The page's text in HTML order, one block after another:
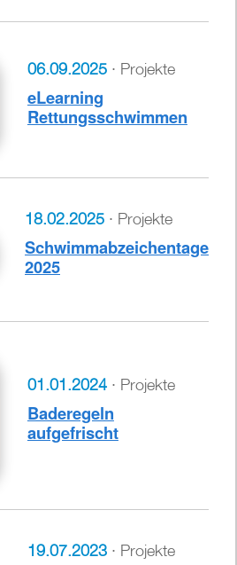
06.09.2025 · Projekte
eLearning
Rettungsschwimmen
18.02.2025 · Projekte
Schwimmabzeichentage
2025
01.01.2024 · Projekte
Baderegeln
aufgefrischt
19.07.2023 · Projekte